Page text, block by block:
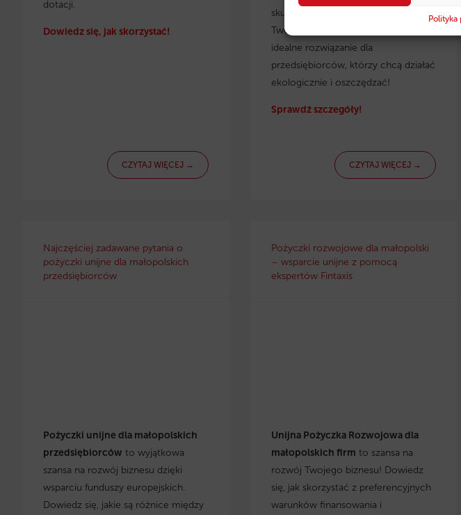
Polityka
dotacji.
Dowiedz się, jak skorzystać!
CZYTAJ WIĘCEJ →
skutecznie zdobyć środki na rozwój
Twojej firmy. Eko pożyczka to
idealne rozwiązanie dla
przedsiębiorców, którzy chcą działać
ekologicznie i oszczędzać!
Sprawdź szczegóły!
CZYTAJ WIĘCEJ →
Najczęściej zadawane pytania o
pożyczki unijne dla małopolskich
przedsiębiorców
Pożyczki unijne dla małopolskich
przedsiębiorców to wyjątkowa
szansa na rozwój biznesu dzięki
wsparciu funduszy europejskich.
Dowiedz się, jakie są różnice między
Pożyczki rozwojowe dla małopolski
– wsparcie unijne z pomocą
ekspertów Fintaxis
Unijna Pożyczka Rozwojowa dla
małopolskich firm to szansa na
rozwój Twojego biznesu! Dowiedz
się, jak skorzystać z preferencyjnych
warunków finansowania i